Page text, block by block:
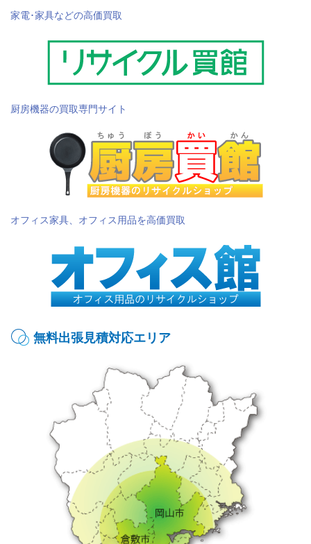
家電･家具などの高価買取
厨房機器の買取専門サイト
オフィス家具、オフィス用品を高価買取
無料出張見積対応エリア